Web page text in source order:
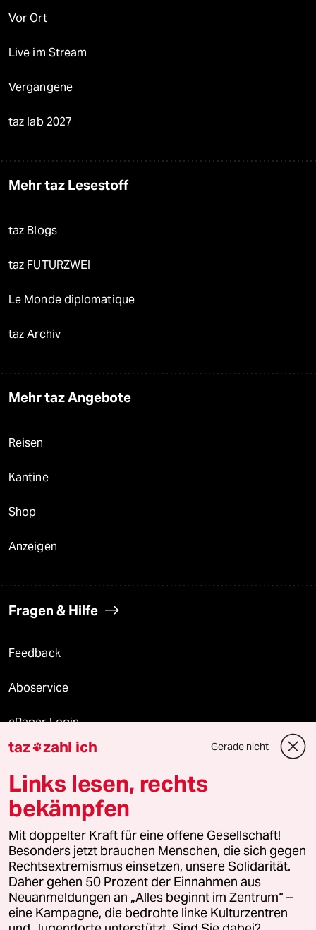
Vor Ort
Live im Stream
Vergangene
taz lab 2027
Mehr taz Lesestoff
taz Blogs
taz FUTURZWEI
Le Monde diplomatique
taz Archiv
Mehr taz Angebote
Reisen
Kantine
Shop
Anzeigen
Fragen & Hilfe
Feedback
Aboservice
ePaper Login
Downloads für Abonnierende
© 2026 taz Verlags und Vertriebs GmbH
Alle Rechte vorbehalten. Bei rechtlichen Fragen oder für Genehmigungen
wenden Sie sich bitte an
lizenzen@taz.de
Feedback Redaktionsstatut Kommune-Richtlinien
Leitlinie Informant Datenschutz Impressum AGB
taz zahl ich Gerade nicht
Links lesen, rechts
bekämpfen
Mit doppelter Kraft für eine offene Gesellschaft!
Besonders jetzt brauchen Menschen, die sich gegen
Rechtsextremismus einsetzen, unsere Solidarität.
Daher gehen 50 Prozent der Einnahmen aus
Neuanmeldungen an „Alles beginnt im Zentrum“ –
eine Kampagne, die bedrohte linke Kulturzentren